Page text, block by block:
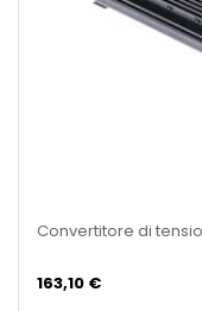
Convertitore di
163,10 €